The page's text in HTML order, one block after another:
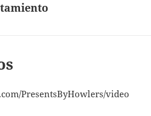
PresentsByHowlers/video